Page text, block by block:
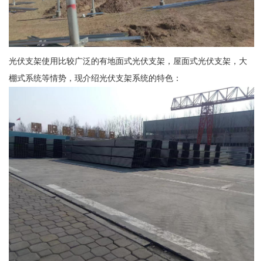
光伏支架使用比较广泛的有地面式光伏支架，屋面式光伏支架，大
棚式系统等情势，现介绍光伏支架系统的特色：